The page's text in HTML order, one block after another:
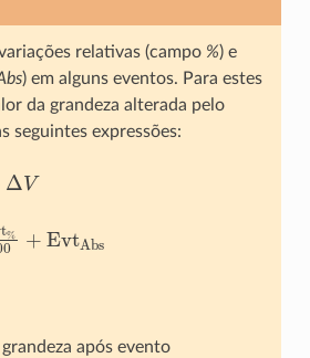
relativas (campo %) e
) em alguns eventos. Para estes
da grandeza alterada pelo
seguintes expressões:
ΔV
100 +Evt
após evento